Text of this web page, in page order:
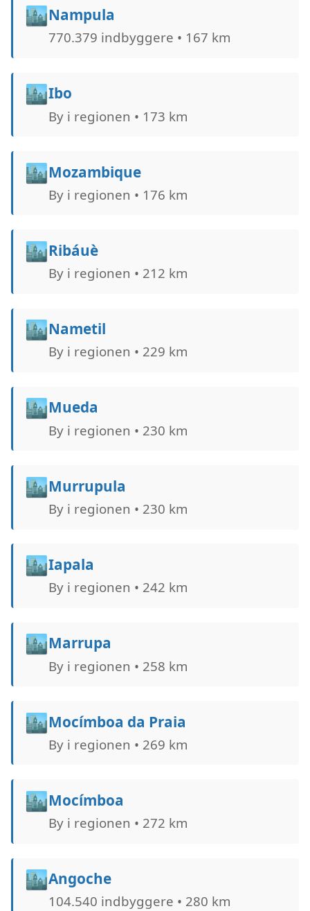
🏙️Nampula
770.379 indbyggere • 167 km
🏙️Ibo
By i regionen • 173 km
🏙️Mozambique
By i regionen • 176 km
🏙️Ribáuè
By i regionen • 212 km
🏙️Nametil
By i regionen • 229 km
🏙️Mueda
By i regionen • 230 km
🏙️Murrupula
By i regionen • 230 km
🏙️Iapala
By i regionen • 242 km
🏙️Marrupa
By i regionen • 258 km
🏙️Mocímboa da Praia
By i regionen • 269 km
🏙️Mocímboa
By i regionen • 272 km
🏙️Angoche
104.540 indbyggere • 280 km